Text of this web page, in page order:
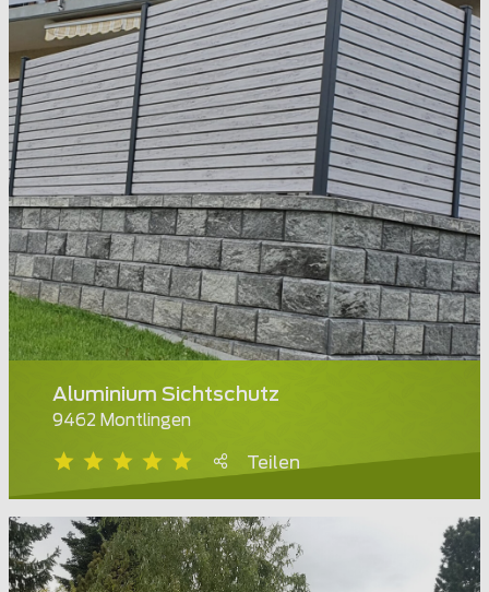
Aluminium Sichtschutz
9462 Montlingen
Teilen